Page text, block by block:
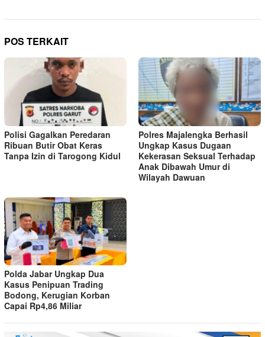
POS TERKAIT
Polisi Gagalkan Peredaran
Ribuan Butir Obat Keras
Tanpa Izin di Tarogong Kidul
Polres Majalengka Berhasil
Ungkap Kasus Dugaan
Kekerasan Seksual Terhadap
Anak Dibawah Umur di
Wilayah Dawuan
Polda Jabar Ungkap Dua
Kasus Penipuan Trading
Bodong, Kerugian Korban
Capai Rp4,86 Miliar